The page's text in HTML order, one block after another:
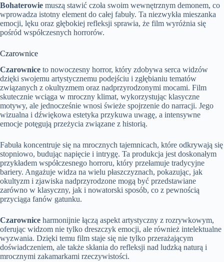
Bohaterowie muszą stawić czoła swoim wewnętrznym demonem, co
wprowadza istotny element do całej fabuły. Ta niezwykła mieszanka
emocji, lęku oraz głębokiej refleksji sprawia, że film wyróżnia się
pośród współczesnych horrorów.
Czarownice
Czarownice to nowoczesny horror, który zdobywa serca widzów
dzięki swojemu artystycznemu podejściu i zgłębianiu tematów
związanych z okultyzmem oraz nadprzyrodzonymi mocami. Film
skutecznie wciąga w mroczny klimat, wykorzystując klasyczne
motywy, ale jednocześnie wnosi świeże spojrzenie do narracji. Jego
wizualna i dźwiękowa estetyka przykuwa uwagę, a intensywne
emocje potęgują przeżycia związane z historią.
Fabuła koncentruje się na mrocznych tajemnicach, które odkrywają się
stopniowo, budując napięcie i intrygę. Ta produkcja jest doskonałym
przykładem współczesnego horroru, który przełamuje tradycyjne
bariery. Angażuje widza na wielu płaszczyznach, pokazując, jak
okultyzm i zjawiska nadprzyrodzone mogą być przedstawiane
zarówno w klasyczny, jak i nowatorski sposób, co z pewnością
przyciąga fanów gatunku.
Czarownice harmonijnie łączą aspekt artystyczny z rozrywkowym,
oferując widzom nie tylko dreszczyk emocji, ale również intelektualne
wyzwania. Dzięki temu film staje się nie tylko przerażającym
doświadczeniem, ale także skłania do refleksji nad ludzką naturą i
mrocznymi zakamarkami rzeczywistości.